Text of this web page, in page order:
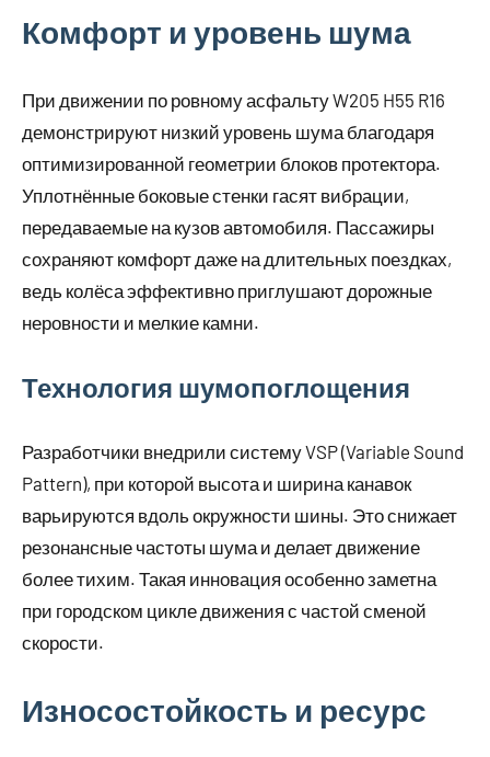
Комфорт и уровень шума
При движении по ровному асфальту W205 H55 R16
демонстрируют низкий уровень шума благодаря
оптимизированной геометрии блоков протектора.
Уплотнённые боковые стенки гасят вибрации,
передаваемые на кузов автомобиля. Пассажиры
сохраняют комфорт даже на длительных поездках,
ведь колёса эффективно приглушают дорожные
неровности и мелкие камни.
Технология шумопоглощения
Разработчики внедрили систему VSP (Variable Sound
Pattern), при которой высота и ширина канавок
варьируются вдоль окружности шины. Это снижает
резонансные частоты шума и делает движение
более тихим. Такая инновация особенно заметна
при городском цикле движения с частой сменой
скорости.
Износостойкость и ресурс